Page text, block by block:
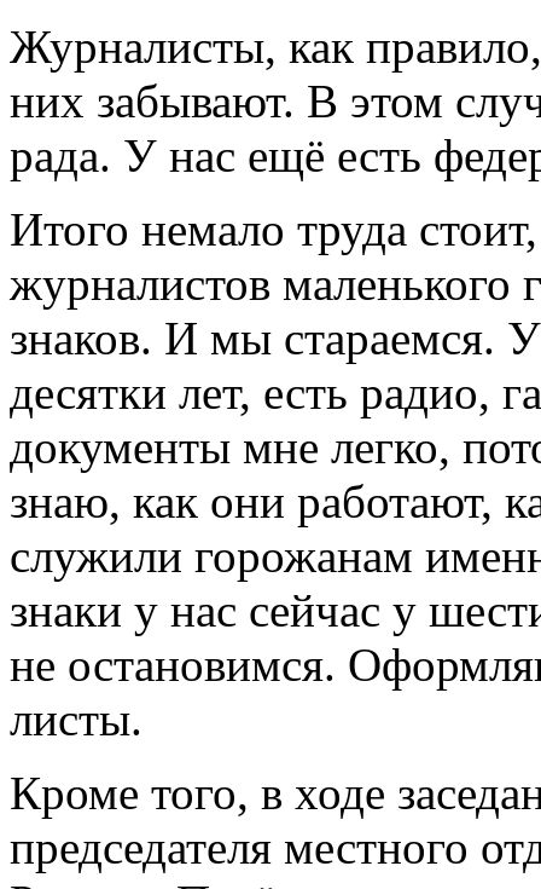
Журналисты, как
них забывают. В этом
рада. У нас ещё есть
Итого немало труда
журналистов маленького
знаков. И мы стараемся.
десятки лет, есть радио,
документы мне легко,
знаю, как они работают,
служили горожанам
знаки у нас сейчас у
не остановимся.
листы.
Кроме того, в ходе
председателя местного